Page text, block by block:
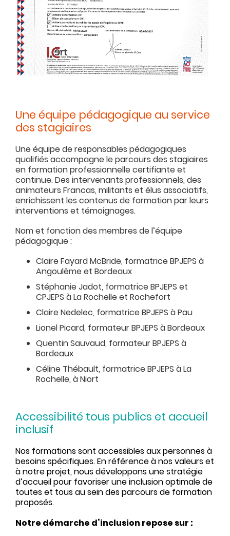
Une équipe pédagogique au service
des stagiaires
Une équipe de responsables pédagogiques
qualifiés accompagne le parcours des stagiaires
en formation professionnelle certifiante et
continue. Des intervenants professionnels, des
animateurs Francas, militants et élus associatifs,
enrichissent les contenus de formation par leurs
interventions et témoignages.
Nom et fonction des membres de l’équipe
pédagogique :
Claire Fayard McBride, formatrice BPJEPS à
Angoulême et Bordeaux
Stéphanie Jadot, formatrice BPJEPS et
CPJEPS à La Rochelle et Rochefort
Claire Nedelec, formatrice BPJEPS à Pau
Lionel Picard, formateur BPJEPS à Bordeaux
Quentin Sauvaud, formateur BPJEPS à
Bordeaux
Céline Thébault, formatrice BPJEPS à La
Rochelle, à Niort
Accessibilité tous publics et accueil
inclusif
Nos formations sont accessibles aux personnes à
besoins spécifiques. En référence à nos valeurs et
à notre projet, nous développons une stratégie
d’accueil pour favoriser une inclusion optimale de
toutes et tous au sein des parcours de formation
proposés.
Notre démarche d’inclusion repose sur :